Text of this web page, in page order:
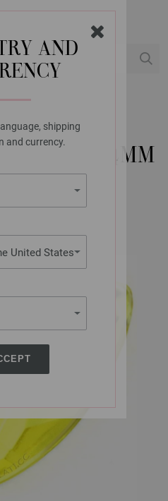
AND
shipping
and currency.
United States
KNOPF
14MM
44505